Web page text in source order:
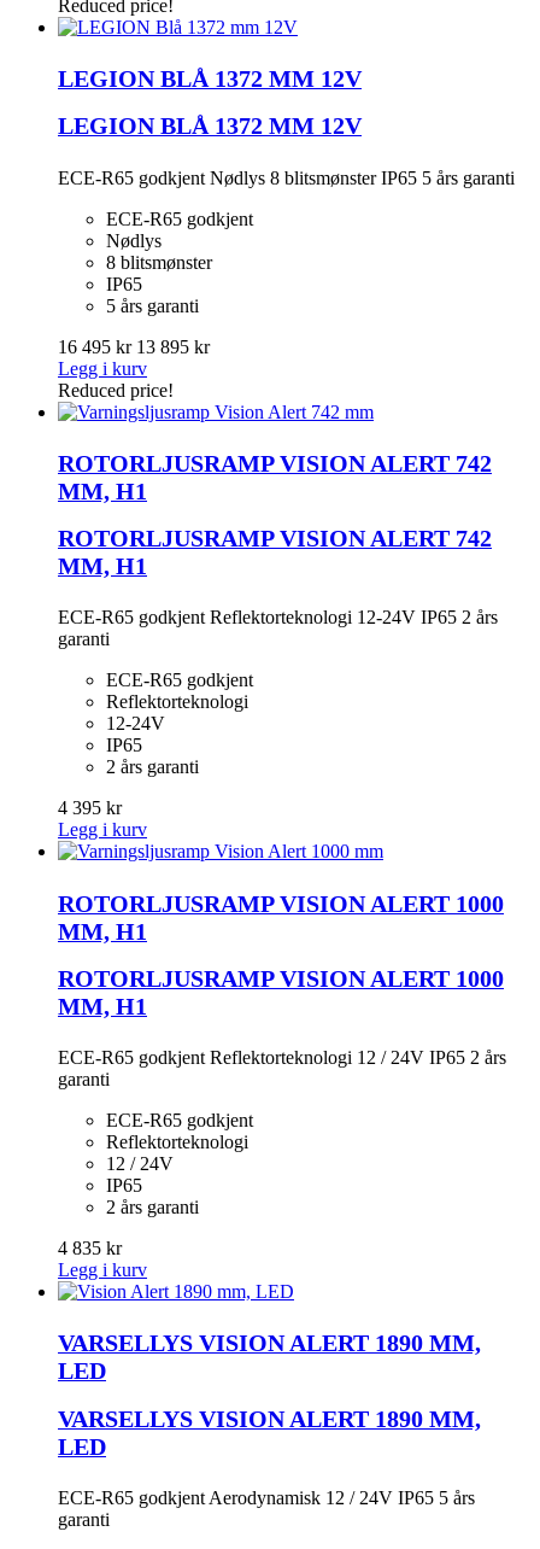
Reduced price!
LEGION BLÅ 1372 MM 12V
LEGION BLÅ 1372 MM 12V
ECE-R65 godkjent Nødlys 8 blitsmønster IP65 5 års garanti
ECE-R65 godkjent
Nødlys
8 blitsmønster
IP65
5 års garanti
16 495 kr 13 895 kr
Legg i kurv
Reduced price!
ROTORLJUSRAMP VISION ALERT 742
MM, H1
ROTORLJUSRAMP VISION ALERT 742
MM, H1
ECE-R65 godkjent Reflektorteknologi 12-24V IP65 2 års
garanti
ECE-R65 godkjent
Reflektorteknologi
12-24V
IP65
2 års garanti
4 395 kr
Legg i kurv
ROTORLJUSRAMP VISION ALERT 1000
MM, H1
ROTORLJUSRAMP VISION ALERT 1000
MM, H1
ECE-R65 godkjent Reflektorteknologi 12 / 24V IP65 2 års
garanti
ECE-R65 godkjent
Reflektorteknologi
12 / 24V
IP65
2 års garanti
4 835 kr
Legg i kurv
VARSELLYS VISION ALERT 1890 MM,
LED
VARSELLYS VISION ALERT 1890 MM,
LED
ECE-R65 godkjent Aerodynamisk 12 / 24V IP65 5 års
garanti